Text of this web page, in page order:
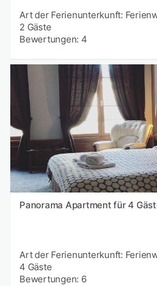
Art der Ferienunterkunft:
2 Gäste
Bewertungen: 4
Panorama Apartment für 4
Art der Ferienunterkunft:
4 Gäste
Bewertungen: 6